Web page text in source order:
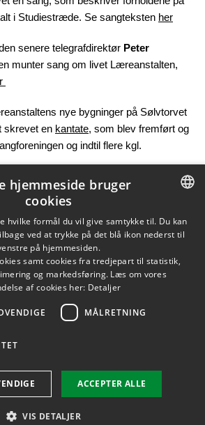
i Studiestræde. Se sangteksten her
senere telegrafdirektør Peter
munter sang om livet Læreanstalten,
nye bygninger på Sølvtorvet
skrevet en kantate, som blev fremført og
og indtil flere kgl.
Sørensen den 14. juni 2016
DANISH
ENGLISH
hjemmeside bruger
cookies
hvilke formål du vil give samtykke til. Du kan
ved at trykke på det blå ikon nederst til
på hjemmesiden.
samt cookies fra tredjepart til statistik,
og markedsføring. Læs om vores
af cookies her: Detaljer
MÅLRETNING
ACCEPTER ALLE
VIS DETALJER